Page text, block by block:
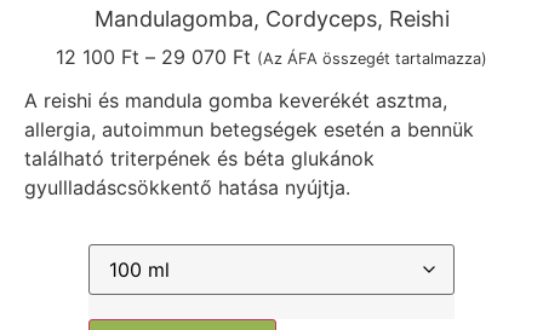
Mandulagomba, Cordyceps, Reishi
12 100 Ft – 29 070 Ft (Az ÁFA összegét tartalmazza)
A reishi és mandula gomba keverékét asztma,
allergia, autoimmun betegségek esetén a bennük
található triterpének és béta glukánok
gyullladáscsökkentő hatása nyújtja.